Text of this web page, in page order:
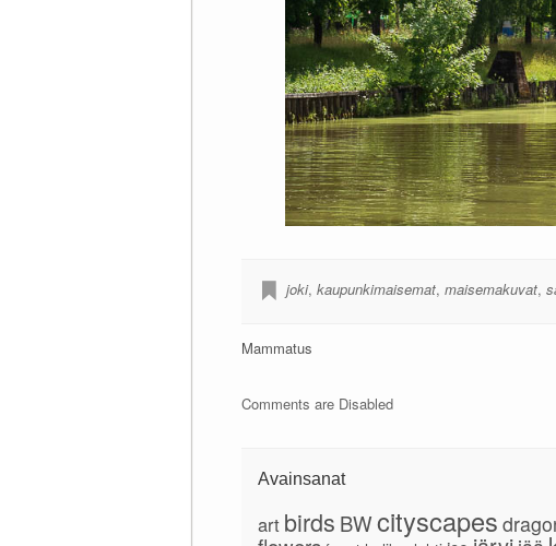
joki, kaupunkimaisemat, maisemakuvat,
Mammatus
Comments are Disabled
Avainsanat
art birds BWcityscapes